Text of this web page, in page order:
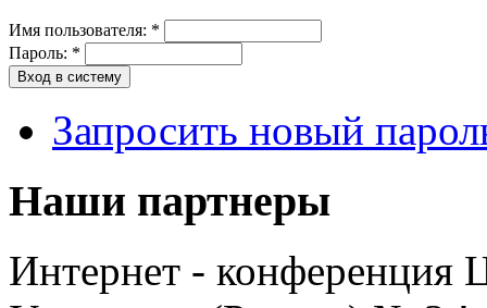
Имя пользователя: *
Пароль: *
Запросить новый
Наши партнеры
Интернет -